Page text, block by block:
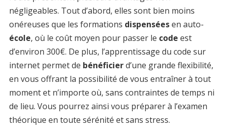
négligeables. Tout d’abord, elles sont bien moins
onéreuses que les formations dispenséesen auto-
école, où le coût moyen pour passer le code est
d’environ 300€. De plus, l’apprentissage du code sur
internet permet de bénéficierd’une grande flexibilité,
en vous offrant la possibilité de vous entraîner à tout
moment et n’importe où, sans contraintes de temps ni
de lieu. Vous pourrez ainsi vous préparer à l’examen
théorique en toute sérénité et sans stress.